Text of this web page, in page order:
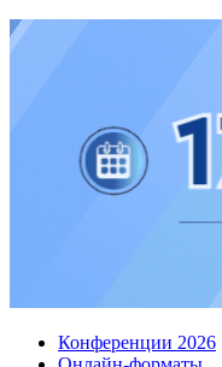
Конференции 2026